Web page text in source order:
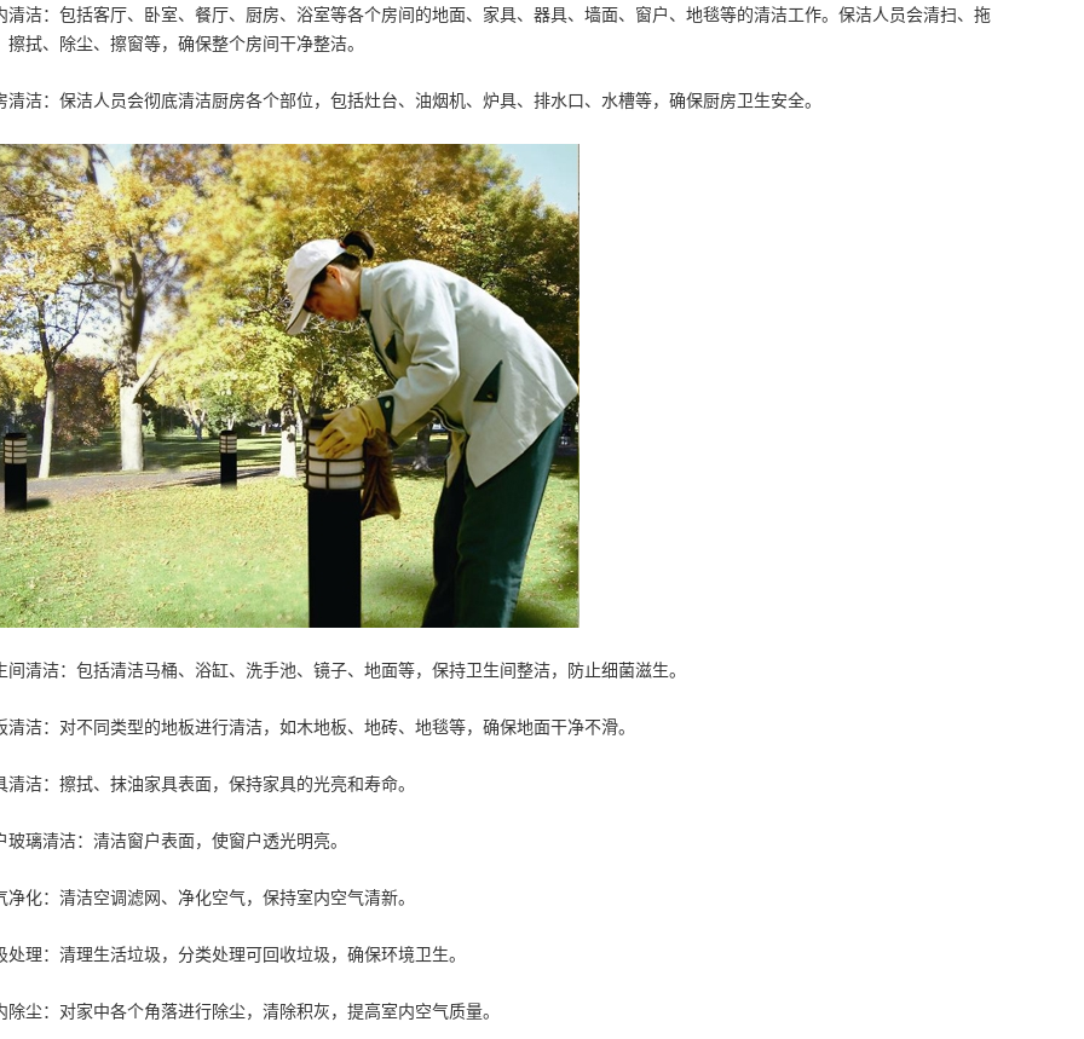
清洁：包括客厅、卧室、餐厅、厨房、浴室等各个房间的地面、家具、器具、墙面、窗户、地毯等的清洁工作。保洁人员会清扫、拖
擦拭、除尘、擦窗等，确保整个房间干净整洁。
清洁：保洁人员会彻底清洁厨房各个部位，包括灶台、油烟机、炉具、排水口、水槽等，确保厨房卫生安全。
间清洁：包括清洁马桶、浴缸、洗手池、镜子、地面等，保持卫生间整洁，防止细菌滋生。
清洁：对不同类型的地板进行清洁，如木地板、地砖、地毯等，确保地面干净不滑。
清洁：擦拭、抹油家具表面，保持家具的光亮和寿命。
玻璃清洁：清洁窗户表面，使窗户透光明亮。
净化：清洁空调滤网、净化空气，保持室内空气清新。
处理：清理生活垃圾，分类处理可回收垃圾，确保环境卫生。
除尘：对家中各个角落进行除尘，清除积灰，提高室内空气质量。